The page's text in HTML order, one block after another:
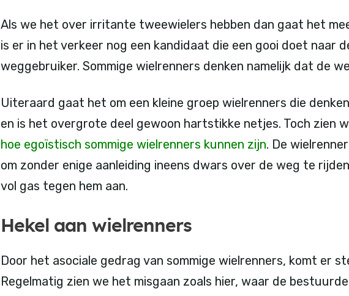
Als we het over irritante tweewielers hebben dan gaat het
is er in het verkeer nog een kandidaat die een gooi doet naar
weggebruiker. Sommige wielrenners denken namelijk dat de
Uiteraard gaat het om een kleine groep wielrenners die
en is het overgrote deel gewoon hartstikke netjes. Toch zien
hoe egoïstisch sommige wielrenners kunnen zijn. De
om zonder enige aanleiding ineens dwars over de weg te
vol gas tegen hem aan.
Hekel aan wielrenners
Door het asociale gedrag van sommige wielrenners, komt er
Regelmatig zien we het misgaan zoals hier, waar de